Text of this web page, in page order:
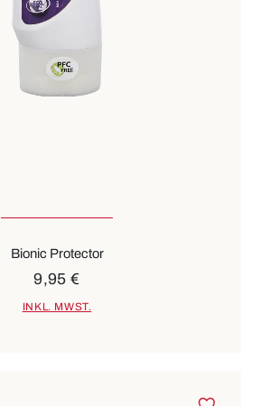
Bionic Protector
9,95 €
INKL. MWST.